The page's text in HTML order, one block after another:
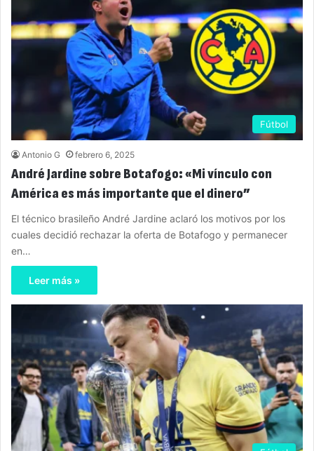
Fútbol
Antonio G febrero 6, 2025
André Jardine sobre Botafogo: «Mi vínculo con
América es más importante que el dinero”
El técnico brasileño André Jardine aclaró los motivos por los
cuales decidió rechazar la oferta de Botafogo y permanecer
en…
Leer más »